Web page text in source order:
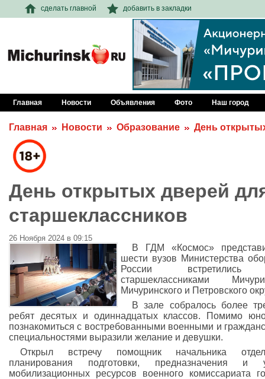
сделать главной добавить в закладки
Главная Новости Объявления Фото Наш город
Главная Новости Образование День
День открытых дверей
старшеклассников
26 Ноября 2024 в 09:15
В ГДМ «Космос»
шести вузов Министерства
России
старшеклассниками
Мичуринского и Петровского
В зале собралось более
ребят десятых и одиннадцатых классов. Помимо
познакомиться с востребованными военными и
специальностями выразили желание и девушки.
Открыл встречу помощник начальника
планирования подготовки, предназначения и
мобилизационных ресурсов военного комиссариата